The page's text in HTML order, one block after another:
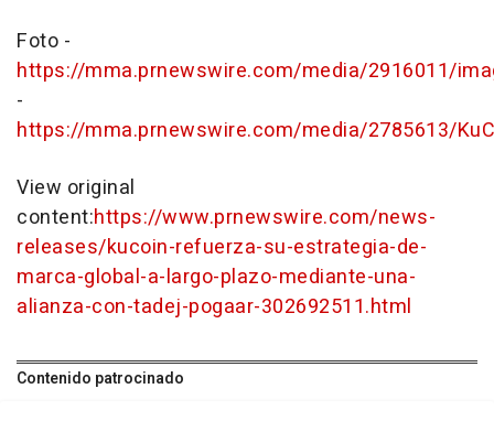
Foto -
https://mma.prnewswire.com/media/2916011/
-
https://mma.prnewswire.com/media/2785613/
View original
content:https://www.prnewswire.com/news-
releases/kucoin-refuerza-su-estrategia-de-
marca-global-a-largo-plazo-mediante-una-
alianza-con-tadej-pogaar-302692511.html
Contenido patrocinado